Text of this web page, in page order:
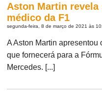
Aston Martin
médico da F1
segunda-feira, 8 de março de 2021 às
A Aston Martin apresentou
que fornecerá para a
Mercedes. [...]